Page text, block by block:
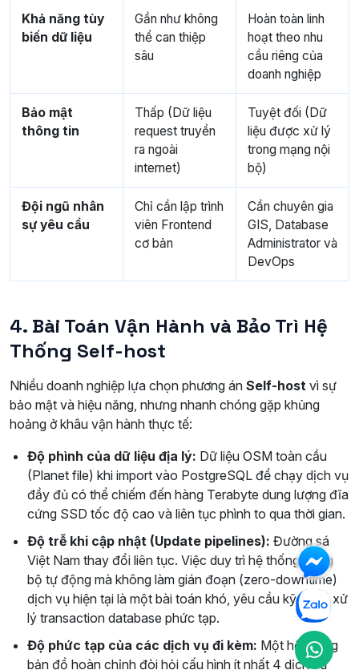
Khả năng tùy
biến dữ liệu
Gần như không
thể can thiệp
sâu
Hoàn toàn linh
hoạt theo nhu
cầu riêng của
doanh nghiệp
Bảo mật
thông tin
Thấp (Dữ liệu
request truyền
ra ngoài
internet)
Tuyệt đối (Dữ
liệu được xử lý
trong mạng nội
bộ)
Đội ngũ nhân
sự yêu cầu
Chỉ cần lập trình
viên Frontend
cơ bản
Cần chuyên gia
GIS, Database
Administrator và
DevOps
4. Bài Toán Vận Hành và Bảo Trì Hệ
Thống Self-host
Nhiều doanh nghiệp lựa chọn phương án Self-host vì sự
bảo mật và hiệu năng, nhưng nhanh chóng gặp khủng
hoảng ở khâu vận hành thực tế:
Độ phình của dữ liệu địa lý: Dữ liệu OSM toàn cầu
(Planet file) khi import vào PostgreSQL để chạy dịch vụ
đầy đủ có thể chiếm đến hàng Terabyte dung lượng đĩa
cứng SSD tốc độ cao và liên tục phình to qua thời gian.
Độ trễ khi cập nhật (Update pipelines): Đường sá
Việt Nam thay đổi liên tục. Việc duy trì hệ thống đồng
bộ tự động mà không làm gián đoạn (zero-downtime)
dịch vụ hiện tại là một bài toán khó, yêu cầu kỹ thuật xử
lý transaction database phức tạp.
Độ phức tạp của các dịch vụ đi kèm: Một hệ thống
bản đồ hoàn chỉnh đòi hỏi cấu hình ít nhất 4 dịch vụ